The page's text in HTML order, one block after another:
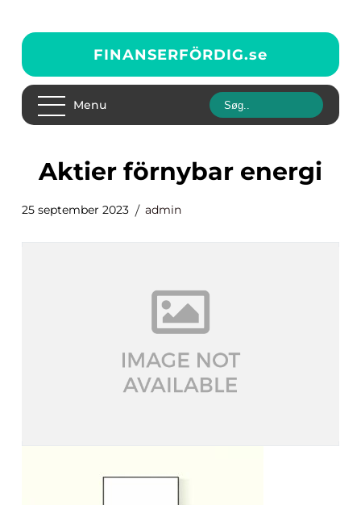
FINANSERFÖRDIG.se
Menu
aktier förnybar energi
25 september 2023 admin